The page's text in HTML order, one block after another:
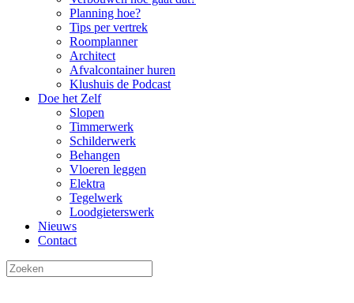
Planning hoe?
Tips per vertrek
Roomplanner
Architect
Afvalcontainer huren
Klushuis de Podcast
Doe het Zelf
Slopen
Timmerwerk
Schilderwerk
Behangen
Vloeren leggen
Elektra
Tegelwerk
Loodgieterswerk
Nieuws
Contact